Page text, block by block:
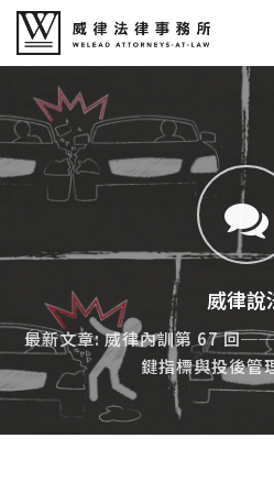
威律說
最新文章: 威律內訓第 67 回
鍵指標與投後管